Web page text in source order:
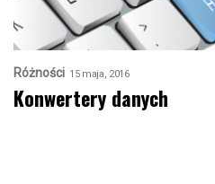
Różności 15 maja, 2016
Konwertery danych